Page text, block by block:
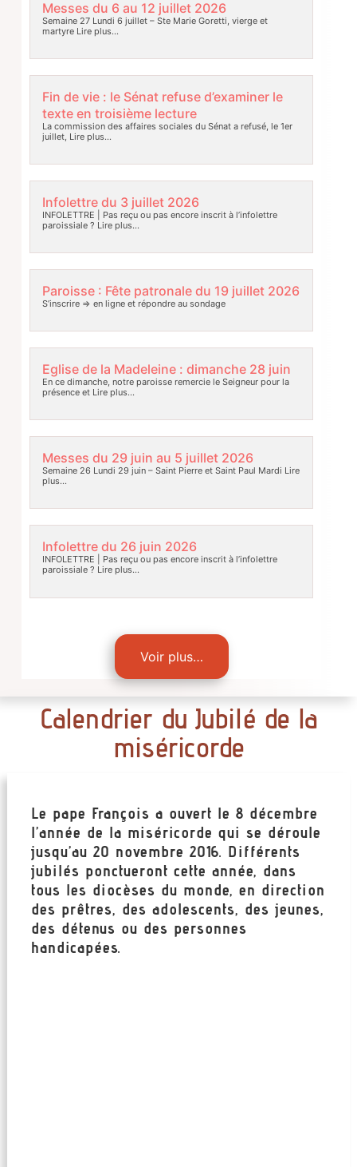
Messes du 6 au 12 juillet 2026
Semaine 27 Lundi 6 juillet – Ste Marie Goretti, vierge et
martyreLire plus…
Fin de vie : le Sénat refuse d’examiner le
texte en troisième lecture
La commission des affaires sociales du Sénat a refusé, le 1er
juillet, Lire plus…
Infolettre du 3 juillet 2026
INFOLETTRE | Pas reçu ou pas encore inscrit à l’infolettre
paroissiale ? Lire plus…
Paroisse : Fête patronale du 19 juillet 2026
S’inscrire => en ligne et répondre au sondage
Eglise de la Madeleine : dimanche 28 juin
En ce dimanche, notre paroisse remercie le Seigneur pour la
présence etLire plus…
Messes du 29 juin au 5 juillet 2026
Semaine 26 Lundi 29 juin – Saint Pierre et Saint Paul Mardi Lire
plus…
Infolettre du 26 juin 2026
INFOLETTRE | Pas reçu ou pas encore inscrit à l’infolettre
paroissiale ? Lire plus…
Voir plus…
Calendrier du Jubilé de la
miséricorde
Le pape François a ouvert le 8 décembre
l’année de la miséricorde qui se déroule
jusqu’au 20 novembre 2016. Différents
jubilés ponctueront cette année, dans
tous les diocèses du monde, en direction
des prêtres, des adolescents, des jeunes,
des détenus ou des personnes
handicapées.